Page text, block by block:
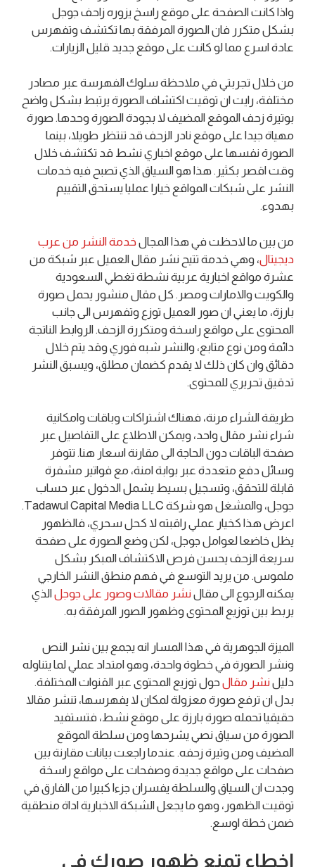
واذا كانت الصفحة على موقع راسخ يزوره زاحف جوجل
بشكل متكرر فان الصورة المرفقة بها تكتشف وتفهرس
عادة اسرع مما لو كانت على موقع جديد قليل الزيارات.
من خلال تجربتي في ملاحظة سلوك الفهرسة عبر مصادر
مختلفة، رايت ان توقيت اكتشاف الصورة يرتبط بشكل واضح
بوتيرة زحف الموقع المضيف لا بجودة الصورة وحدها. صورة
مهياة جيدا على موقع نادر الزحف قد تنتظر طويلا، بينما
الصورة نفسها على موقع اخباري نشط قد تكتشف خلال
وقت اقصر بكثير. هذا هو السياق الذي تصبح فيه خدمات
النشر على شبكات المواقع خيارا عمليا يستحق التقييم
بهدوء.
من بين ما لاحظت في هذا المجالخدمة النشر من عرب
ديجيتال، وهي خدمة تتيح نشر مقال العميل عبر شبكة من
عشرة مواقع اخبارية عربية نشطة تغطي السعودية
والكويت والامارات ومصر. كل مقال منشور يحمل صورة
بارزة، ما يعني ان صور العميل توزع وتفهرس الى جانب
المحتوى على مواقع راسخة ومتكررة الزحف. الروابط الناتجة
دائمة ومن نوع متابع، والنشر شبه فوري وقد يتم خلال
دقائق وان كان ذلك لا يقدم كضمان مطلق، ويسبق النشر
تدقيق تحريري للمحتوى.
طريقة الشراء مرنة، فهناك اشتراكات وباقات وامكانية
شراء نشر مقال واحد، ويمكن الاطلاع على التفاصيل عبر
صفحة الباقات دون الحاجة الى مقارنة اسعار هنا. تتوفر
وسائل دفع متعددة عبر بوابة امنة، مع فواتير مشفرة
قابلة للتحقق، وتسجيل بسيط يشمل الدخول عبر حساب
جوجل، والمشغل هو شركة Tadawul Capital Media LLC.
اعرض هذا كخيار عملي راقبته لا كحل سحري، فالظهور
يظل خاضعا لعوامل جوجل، لكن وضع الصورة على صفحة
سريعة الزحف يحسن فرص الاكتشاف المبكر بشكل
ملموس. من يريد التوسع في فهم منطق النشر الخارجي
يمكنه الرجوع الى مقالنشر مقالات وصور على جوجل الذي
يربط بين توزيع المحتوى وظهور الصور المرفقة به.
الميزة الجوهرية في هذا المسار انه يجمع بين نشر النص
ونشر الصورة في خطوة واحدة، وهو امتداد عملي لما يتناوله
دليلنشر مقالحول توزيع المحتوى عبر القنوات المختلفة.
بدل ان ترفع صورة معزولة لمكان لا يفهرسها، تنشر مقالا
حقيقيا تحمله صورة بارزة على موقع نشط، فتستفيد
الصورة من سياق نصي يشرحها ومن سلطة الموقع
المضيف ومن وتيرة زحفه. عندما راجعت بيانات مقارنة بين
صفحات على مواقع جديدة وصفحات على مواقع راسخة
وجدت ان السياق والسلطة يفسران جزءا كبيرا من الفارق في
توقيت الظهور، وهو ما يجعل الشبكة الاخبارية اداة منطقية
ضمن خطة اوسع.
اخطاء تمنع ظهور صورك في